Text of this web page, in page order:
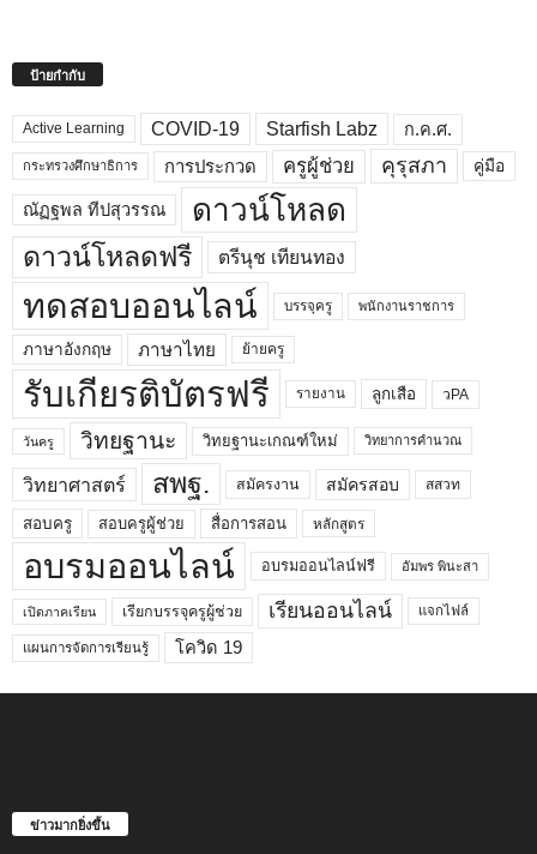
ป้ายกำกับ
Active Learning COVID-19 Starfish Labz ก.ค.ศ.
กระทรวงศึกษาธิการ การประกวด ครูผู้ช่วย คุรุสภา คู่มือ
ณัฏฐพล ทีปสุวรรณ ดาวน์โหลด
ดาวน์โหลดฟรี ตรีนุช เทียนทอง
ทดสอบออนไลน์ บรรจุครู พนักงานราชการ
ภาษาอังกฤษ ภาษาไทย ย้ายครู
รับเกียรติบัตรฟรี รายงาน ลูกเสือ วPA
วันครู วิทยฐานะ วิทยฐานะเกณฑ์ใหม่ วิทยาการคำนวณ
วิทยาศาสตร์ สพฐ. สมัครงาน สมัครสอบ สสวท
สอบครู สอบครูผู้ช่วย สื่อการสอน หลักสูตร
อบรมออนไลน์ อบรมออนไลน์ฟรี อัมพร พินะสา
เปิดภาคเรียน เรียกบรรจุครูผู้ช่วย เรียนออนไลน์ แจกไฟล์
แผนการจัดการเรียนรู้ โควิด 19
ข่าวมากยิ่งขึ้น